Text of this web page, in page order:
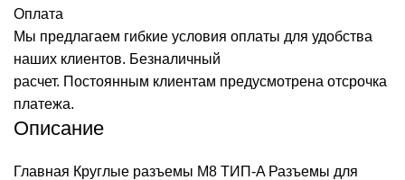
Оплата
Мы предлагаем гибкие условия оплаты для удобства
наших клиентов. Безналичный
расчет. Постоянным клиентам предусмотрена отсрочка
платежа.
Описание
Главная Круглые разъемы M8 ТИП-A Разъемы для